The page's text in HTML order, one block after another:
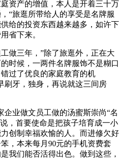
资产的增值，本人是开着三十万
“旅逛所带给人的享受是名牌服
给的投资东西越来越多，如许下
省下来。
三年，”除了旅逛外，正在大
时候，一两件名牌服饰不是糊口
过了优良的家庭教育的机
刷牙，独身，再说就这三间房
业做文员工做的汤蜜斯崇尚“名
，首要使命是把孩子培育成一小
创制幸福欢愉的人。而进修欠好
，本来每月90元的手机资费套
我们能否活得出色。做到这些，